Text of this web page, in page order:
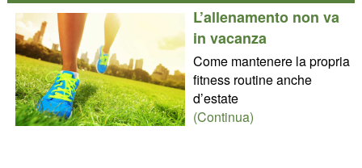
L’allenamento non va
in vacanza
Come mantenere la propria
fitness routine anche
d’estate
(Continua)